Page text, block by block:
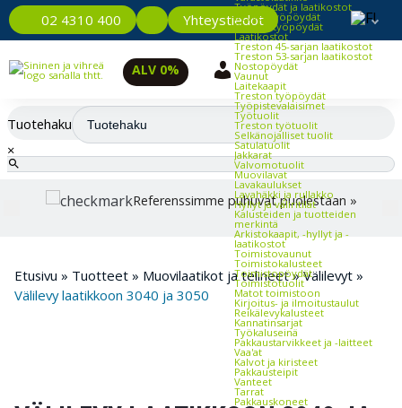
02 4310 400 Yhteystiedot
Työpöydät ja laatikostot
Kevyet työpöydät
Raskaat työpöydät
Laatikostot
Treston 45-sarjan laatikostot
Treston 53-sarjan laatikostot
Nostopöydät
Vaunut
Laitekaapit
Treston työpöydät
Työpistevalaisimet
Työtuolit
Treston työtuolit
Selkänojalliset tuolit
Satulatuolit
Jakkarat
Valvomotuolit
Muovilavat
Lavakaulukset
Lavahäkki ja rullakko
Hyllyt ja väliritilät
Kalusteiden ja tuotteiden
merkintä
Arkistokaapit, -hyllyt ja -
laatikostot
Toimistovaunut
Toimistokalusteet
Toimistopöydät
Toimistotuolit
Matot toimistoon
Kirjoitus- ja ilmoitustaulut
Reikälevykalusteet
Kannatinsarjat
Työkaluseinä
Pakkaustarvikkeet ja -laitteet
Vaa'at
Kalvot ja kiristeet
Pakkausteipit
Vanteet
Tarrat
Pakkauskoneet
ALV 0%
Tuotehaku
×
Referenssimme puhuvat puolestaan »
Etusivu » Tuotteet » Muovilaatikot ja telineet»Välilevyt »
Välilevy laatikkoon 3040 ja 3050